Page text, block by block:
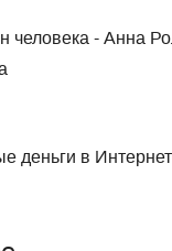
человека - Анна
деньги в